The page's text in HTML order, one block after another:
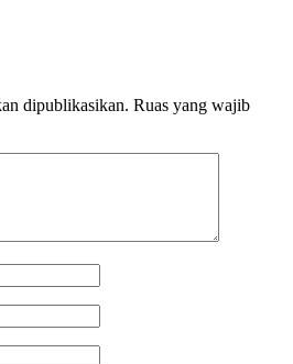
dipublikasikan. Ruas yang wajib